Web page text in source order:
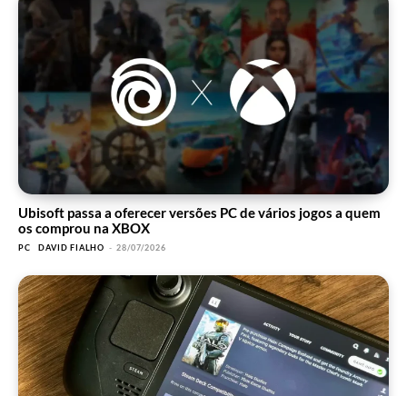
Ubisoft passa a oferecer versões PC de vários jogos a quem
os comprou na XBOX
PC DAVID FIALHO - 28/07/2026